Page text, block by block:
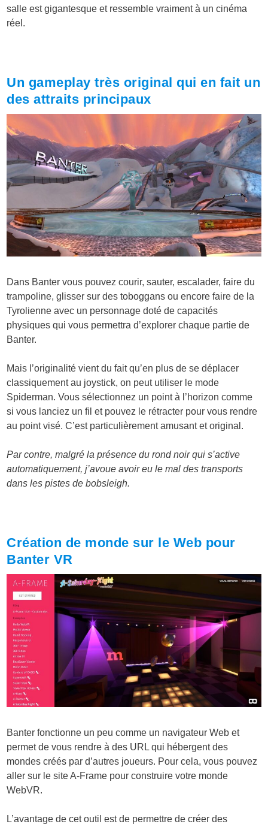
salle est gigantesque et ressemble vraiment à un cinéma
réel.
Un gameplay très original qui en fait un
des attraits principaux
Dans Banter vous pouvez courir, sauter, escalader, faire du
trampoline, glisser sur des toboggans ou encore faire de la
Tyrolienne avec un personnage doté de capacités
physiques qui vous permettra d’explorer chaque partie de
Banter.
Mais l’originalité vient du fait qu’en plus de se déplacer
classiquement au joystick, on peut utiliser le mode
Spiderman. Vous sélectionnez un point à l’horizon comme
si vous lanciez un fil et pouvez le rétracter pour vous rendre
au point visé. C’est particulièrement amusant et original.
Par contre, malgré la présence du rond noir qui s’active
automatiquement, j’avoue avoir eu le mal des transports
dans les pistes de bobsleigh.
Création de monde sur le Web pour
Banter VR
Banter fonctionne un peu comme un navigateur Web et
permet de vous rendre à des URL qui hébergent des
mondes créés par d’autres joueurs. Pour cela, vous pouvez
aller sur le site A-Frame pour construire votre monde
WebVR.
L’avantage de cet outil est de permettre de créer des